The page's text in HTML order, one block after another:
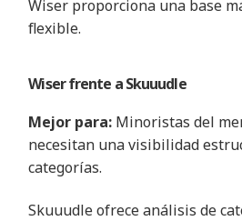
Wiser proporciona una base
flexible.
Wiser frente aSkuuudle
Mejor para: Minoristas del
necesitan una visibilidad
categorías.
Skuuudle ofrece análisis de